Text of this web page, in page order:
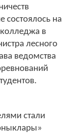
состоялось на
колледжа в
лесного
ведомства
стали